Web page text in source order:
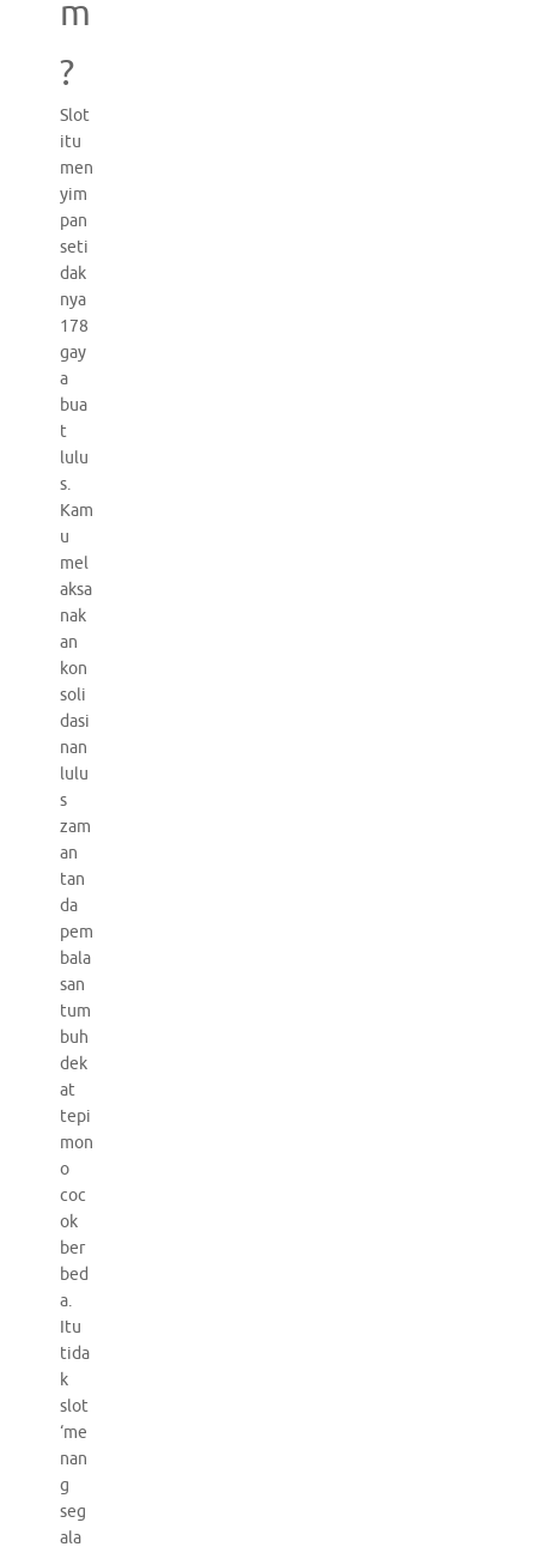
m
?
Slot
itu
men
yim
pan
seti
dak
nya
178
gay
a
bua
t
lulu
s.
Kam
u
mel
aksa
nak
an
kon
soli
dasi
nan
lulu
s
zam
an
tan
da
pem
bala
san
tum
buh
dek
at
tepi
mon
o
coc
ok
ber
bed
a.
Itu
tida
k
slot
‘me
nan
g
seg
ala